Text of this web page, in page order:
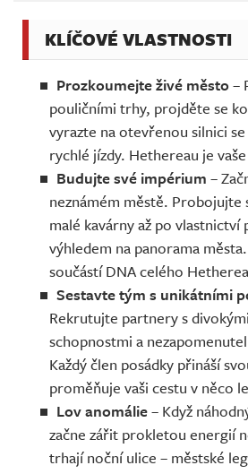
KLÍČOVÉ VLASTNOSTI
Prozkoumejte živé město –
pouličními trhy, projděte se
vyrazte na otevřenou silnici
rychlé jízdy. Hethereau je
Budujte své impérium –
neznámém městě. Probojujte
malé kavárny až po vlastnictví
výhledem na panorama
součástí DNA celého
Sestavte tým s unikátními
Rekrutujte partnery s
schopnostmi a
Každý člen posádky přináší
proměňuje vaši cestu v něco
Lov anomálie– Když
začne zářit prokletou energií
trhají noční ulice – městské